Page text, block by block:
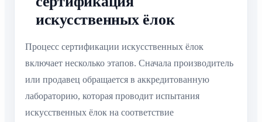
искусственных ёлок
Процесс сертификации искусственных ёлок
включает несколько этапов. Сначала производитель
или продавец обращается в аккредитованную
лабораторию, которая проводит испытания
искусственных ёлок на соответствие